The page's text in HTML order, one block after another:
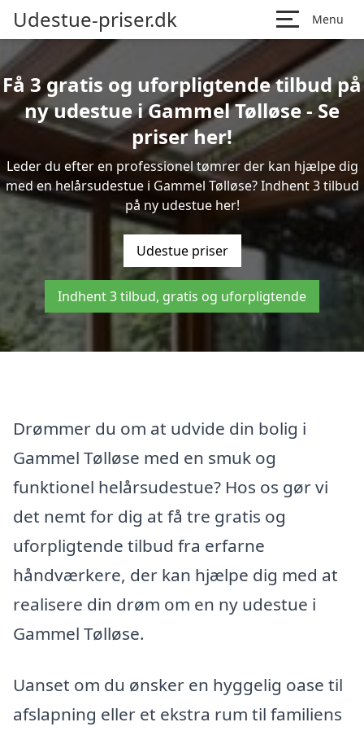
Udestue-priser.dk Menu
Få 3 gratis og uforpligtende tilbud på
ny udestue i Gammel Tølløse - Se
priser her!
Leder du efter en professionel tømrer der kan hjælpe dig
med en helårsudestue i Gammel Tølløse? Indhent 3 tilbud
på ny udestue her!
Udestue priser
Indhent 3 tilbud, gratis og uforpligtende
Drømmer du om at udvide din bolig i
Gammel Tølløse med en smuk og
funktionel helårsudestue? Hos os gør vi
det nemt for dig at få tre gratis og
uforpligtende tilbud fra erfarne
håndværkere, der kan hjælpe dig med at
realisere din drøm om en ny udestue i
Gammel Tølløse.
Uanset om du ønsker en hyggelig oase til
afslapning eller et ekstra rum til familiens